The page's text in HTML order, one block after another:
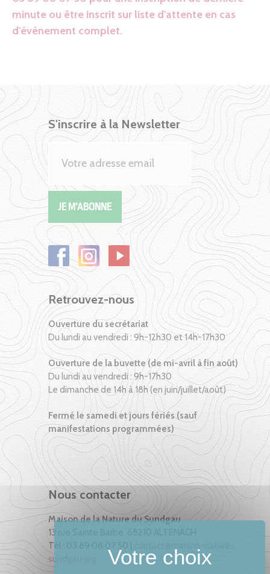
minute ou être inscrit sur liste d'attente en cas
d'évènement complet.
S'inscrire à la Newsletter
Retrouvez-nous
Ouverture du secrétariat
Du lundi au vendredi : 9h-12h30 et 14h-17h30
Ouverture de la buvette (de mi-avril à fin août)
Du lundi au vendredi : 9h-17h30
Le dimanche de 14h à 18h (en juin/juillet/août)
Fermé le samedi et jours fériés (sauf
manifestations programmées)
Nous contacter
Maison de la Nature du Sundgau
13 rue Sainte Barbe, 68210 ALTENACH
Tél : 03 89 08 07 50 |
sundgau.org